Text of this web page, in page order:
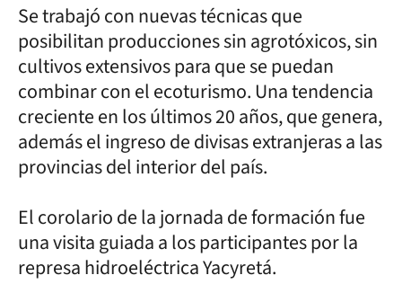
Se trabajó con nuevas técnicas que
posibilitan producciones sin agrotóxicos, sin
cultivos extensivos para que se puedan
combinar con el ecoturismo. Una tendencia
creciente en los últimos 20 años, que genera,
además el ingreso de divisas extranjeras a las
provincias del interior del país.
El corolario de la jornada de formación fue
una visita guiada a los participantes por la
represa hidroeléctrica Yacyretá.